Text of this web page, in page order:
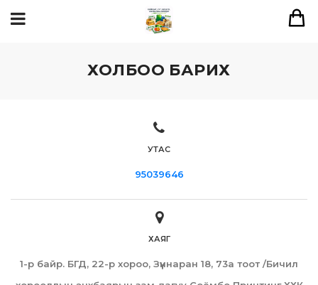
ХОЛБОО БАРИХ
УТАС
95039646
ХАЯГ
1-р байр. БГД, 22-р хороо, Зүүннаран 18, 73а тоот /Бичил